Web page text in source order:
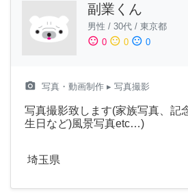
副業くん
男性 / 30代 / 東京都
sentiment_satisfied 0 sentiment_neutral 0 sentiment_dissatisfied 0
camera_alt 写真・動画制作 ▸ 写真撮影
写真撮影致します(家族写真、記
生日など)風景写真etc…)
埼玉県